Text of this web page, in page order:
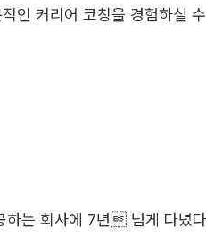
인 커리어 코칭을 경험하실
하는 회사에 7년 넘게 다녔